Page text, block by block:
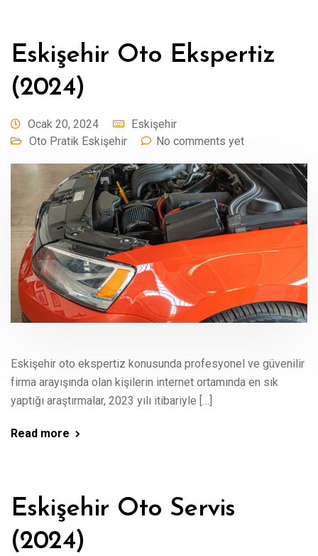
Eskişehir Oto Ekspertiz
(2024)
Ocak 20, 2024
Eskişehir
Oto Pratik Eskişehir
No comments yet
Eskişehir oto ekspertiz konusunda profesyonel ve güvenilir
firma arayışında olan kişilerin internet ortamında en sık
yaptığı araştırmalar, 2023 yılı itibariyle […]
Read more
Eskişehir Oto Servis
(2024)